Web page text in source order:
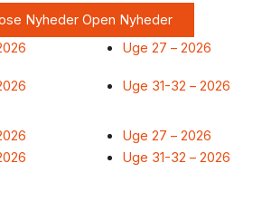
Nyheder Open Nyheder
Uge 27 – 2026
Uge 31-32 – 2026
Uge 27 – 2026
Uge 31-32 – 2026